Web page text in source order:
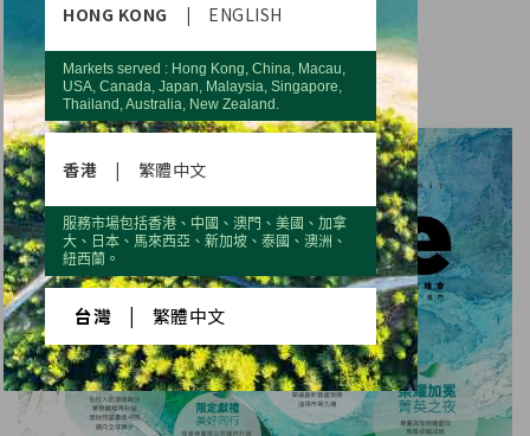
「心氣再揚」四大活動亮點搶先看：
HONG KONG | ENGLISH
Markets served : Hong Kong, China, Macau,
USA, Canada, Japan, Malaysia, Singapore,
Thailand, Australia, New Zealand.
香港 | 繁體中文
服務市場包括香港、中國、澳門、美國、加拿
大、日本、馬來西亞、新加坡、泰國、澳洲、
紐西蘭。
台灣 繁體中文